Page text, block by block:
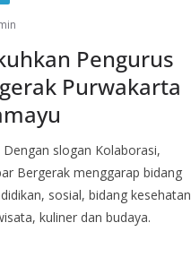
Pengurus
Purwakarta
Dengan slogan Kolaborasi,
Bergerak menggarap bidang
sosial, bidang kesehatan
kuliner dan budaya.